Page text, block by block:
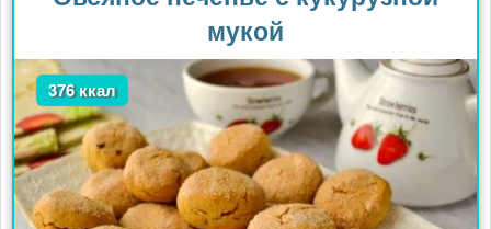
мукой
376 ккал